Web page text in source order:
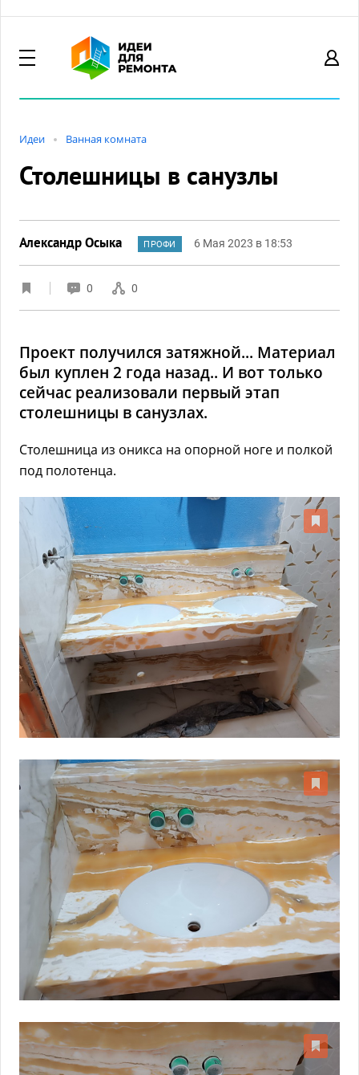
Идеи Ванная комната
Столешницы в санузлы
Александр Осыка ПРОФИ 6 Мая 2023 в 18:53
0 0
Проект получился затяжной... Материал
был куплен 2 года назад.. И вот только
сейчас реализовали первый этап
столешницы в санузлах.
Столешница из оникса на опорной ноге и полкой
под полотенца.